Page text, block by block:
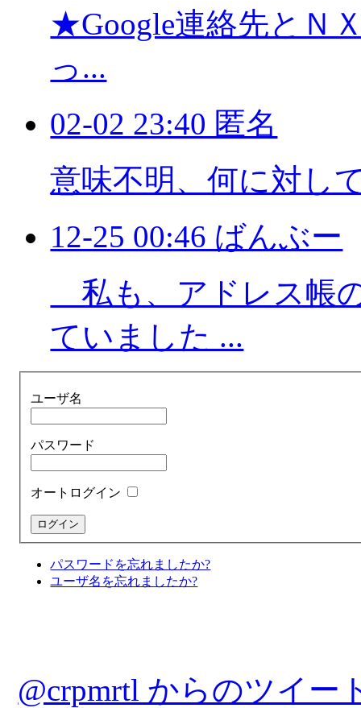
★Google連絡先とＮ
っ...
02-02 23:40 匿名
意味不明、何に対し
12-25 00:46 ばんぶー
私も、アドレス帳
ていました ...
ユーザ名
パスワード
オートログイン
パスワードを忘れましたか?
ユーザ名を忘れましたか?
@crpmrtl からのツイー